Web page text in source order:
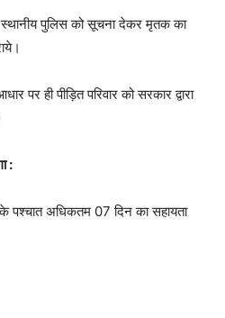
स्थानीय पुलिस को सूचना देकर मृतक का
पर ही पीड़ित परिवार को सरकार द्वारा
:
पश्चात अधिकतम 07 दिन का सहायता